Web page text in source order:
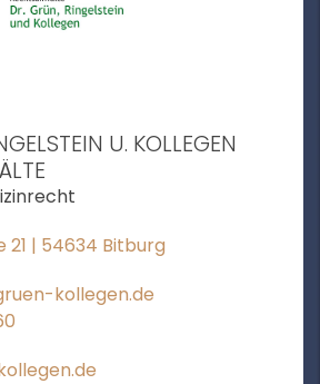
U. KOLLEGEN
| 54634 Bitburg
kollegen.de